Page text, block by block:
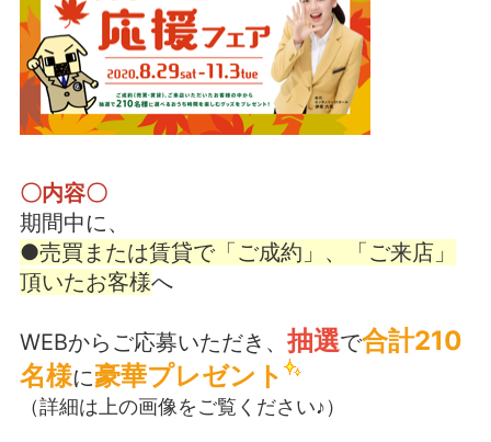
〇内容〇
期間中に、
●売買または賃貸で「ご成約」、「ご来店」
頂いたお客様へ
WEBからご応募いただき、 抽選で合計210
名様に豪華プレゼント
（詳細は上の画像をご覧ください♪）